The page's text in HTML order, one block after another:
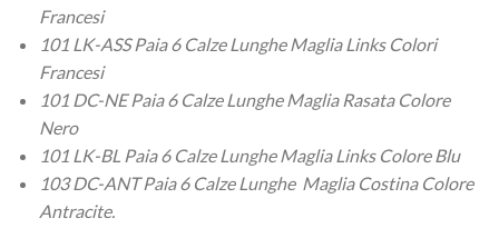
Francesi
101 LK-ASS Paia 6 Calze Lunghe Maglia Links Colori
Francesi
101 DC-NE Paia 6 Calze Lunghe Maglia Rasata Colore
Nero
101 LK-BL Paia 6 Calze Lunghe Maglia Links Colore Blu
103 DC-ANT Paia 6 Calze Lunghe Maglia Costina Colore
Antracite.